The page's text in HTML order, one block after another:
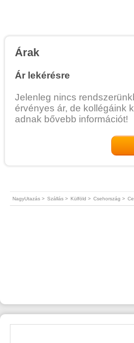
Árak
Ár lekérésre
Jelenleg nincs
érvényes ár, de kollégáink
adnak bővebb információt!
NagyUtazás > Szállás > Külföld > Csehország >